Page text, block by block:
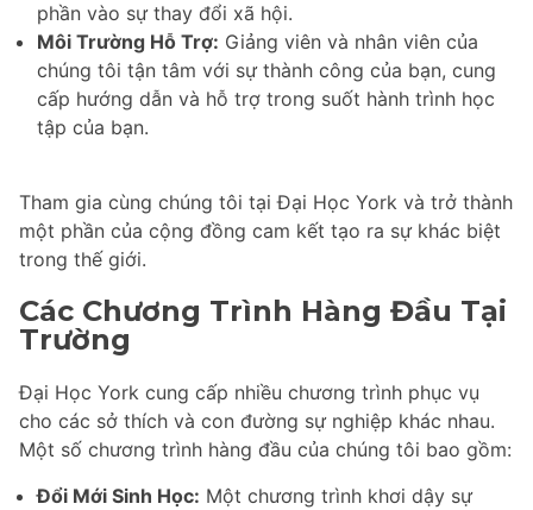
phần vào sự thay đổi xã hội.
Môi Trường Hỗ Trợ: Giảng viên và nhân viên của
chúng tôi tận tâm với sự thành công của bạn, cung
cấp hướng dẫn và hỗ trợ trong suốt hành trình học
tập của bạn.
Tham gia cùng chúng tôi tại Đại Học York và trở thành
một phần của cộng đồng cam kết tạo ra sự khác biệt
trong thế giới.
Các Chương Trình Hàng Đầu Tại
Trường
Đại Học York cung cấp nhiều chương trình phục vụ
cho các sở thích và con đường sự nghiệp khác nhau.
Một số chương trình hàng đầu của chúng tôi bao gồm:
Đổi Mới Sinh Học: Một chương trình khơi dậy sự